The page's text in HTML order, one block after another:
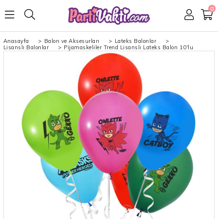
0
Anasayfa > Balon ve Aksesurları > Lateks Balonlar
>
Lisanslı Balonlar
> Pijamaskeliler Trend Lisanslı Lateks Balon 10'lu